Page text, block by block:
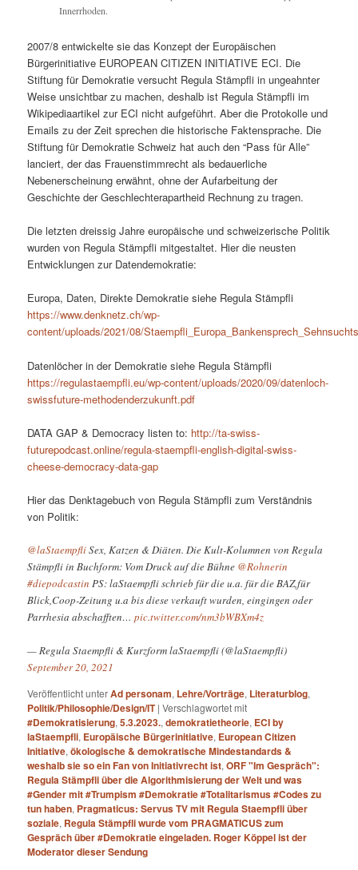
Innerrhoden.
2007/8 entwickelte sie das Konzept der Europäischen
Bürgerinitiative EUROPEAN CITIZEN INITIATIVE ECI. Die
Stiftung für Demokratie versucht Regula Stämpfli in ungeahnter
Weise unsichtbar zu machen, deshalb ist Regula Stämpfli im
Wikipediaartikel zur ECI nicht aufgeführt. Aber die Protokolle und
Emails zu der Zeit sprechen die historische Faktensprache. Die
Stiftung für Demokratie Schweiz hat auch den “Pass für Alle”
lanciert, der das Frauenstimmrecht als bedauerliche
Nebenerscheinung erwähnt, ohne der Aufarbeitung der
Geschichte der Geschlechterapartheid Rechnung zu tragen.
Die letzten dreissig Jahre europäische und schweizerische Politik
wurden von Regula Stämpfli mitgestaltet. Hier die neusten
Entwicklungen zur Datendemokratie:
Europa, Daten, Direkte Demokratie siehe Regula Stämpfli
https://www.denknetz.ch/wp-
content/uploads/2021/08/
Datenlöcher in der Demokratie siehe Regula Stämpfli
https://regulastaempfli.eu/wp-content/uploads/2020/09/datenloch-
swissfuture-methodenderzukunft.pdf
DATA GAP & Democracy listen to: http://ta-swiss-
futurepodcast.online/regula-staempfli-english-digital-swiss-
cheese-democracy-data-gap
Hier das Denktagebuch von Regula Stämpfli zum Verständnis
von Politik:
@laStaempfliSex, Katzen & Diäten. Die Kult-Kolumnen von Regula
Stämpfli in Buchform: Vom Druck auf die Bühne @Rohnerin
#diepodcastin PS: laStaempfli schrieb für die u.a. für die BAZ,für
Blick,Coop-Zeitung u.a bis diese verkauft wurden, eingingen oder
Parrhesia abschafften…pic.twitter.com/nm3bWBXm4z
— Regula Staempfli & Kurzform laStaempfli (@laStaempfli)
September 20, 2021
Veröffentlicht unterAd personam, Lehre/Vorträge, Literaturblog,
Politik/Philosophie/Design/IT |Verschlagwortet mit
#Demokratisierung,5.3.2023.,demokratietheorie, ECI by
laStaempfli, Europäische Bürgerinitiative, European Citizen
Initiative,ökologische & demokratische Mindestandards &
weshalb sie so ein Fan von Initiativrecht ist,ORF "Im Gespräch":
Regula Stämpfli über die Algorithmisierung der Welt und was
#Gender mit #Trumpism #Demokratie #Totalitarismus #Codes zu
tun haben, Pragmaticus: Servus TV mit Regula Staempfli über
soziale, Regula Stämpfli wurde vom PRAGMATICUS zum
Gespräch über #Demokratie eingeladen. Roger Köppel ist der
Moderator dieser Sendung